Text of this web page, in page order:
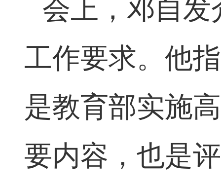
会上，邓自发
工作要求。他
是教育部实施
要内容，也是